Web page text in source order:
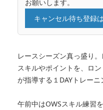
お願いします。
キャンセル待ち登録
レースシーズン真っ盛り
スキルやポイントを、ロ
が指導する１DAYトレーニ
午前中はOWSスキル練習